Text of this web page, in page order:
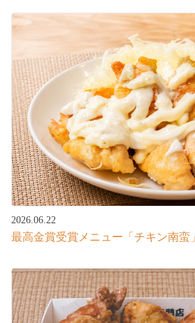
2026.06.22
最高金賞受賞メニュー「チキン南蛮